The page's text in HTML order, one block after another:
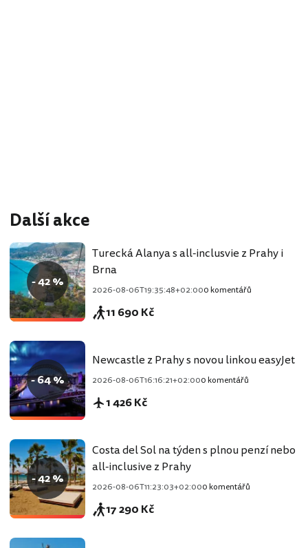
Další akce
- 42 %
Turecká Alanya s all-inclusvie z Prahy i
Brna
2026-08-06T19:35:48+02:000 komentářů
11 690 Kč
- 64 %
Newcastle z Prahy s novou linkou easyJet
2026-08-06T16:16:21+02:000 komentářů
1 426 Kč
- 42 %
Costa del Sol na týden s plnou penzí nebo
all-inclusive z Prahy
2026-08-06T11:23:03+02:000 komentářů
17 290 Kč